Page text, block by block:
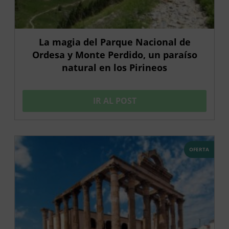
La magia del Parque Nacional de
Ordesa y Monte Perdido, un paraíso
natural en los Pirineos
IR AL POST
OFERTA